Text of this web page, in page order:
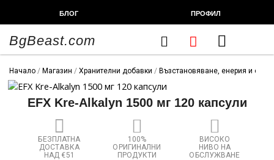
БЛОГ ПРОФИЛ
BgBeast.com Cart
Начало / Магазин / Хранителни добавки / Възстановяване, енерия и сила
EFX Kre-Alkalyn 1500 мг 120 капсули
БЕЗПЛАТНА
ДОСТАВКА
НАД €51
100%
ОРИГИНАЛНИ
ПРОДУКТИ
ВИСОКО
НИВО НА
ОБСЛУЖВАНЕ